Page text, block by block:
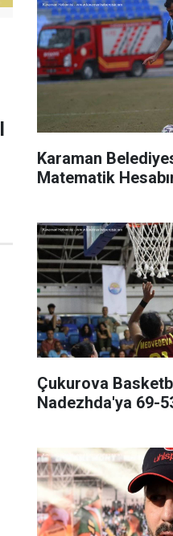
Karaman
Matematik
Çukurova
Nadezhda'ya 69-